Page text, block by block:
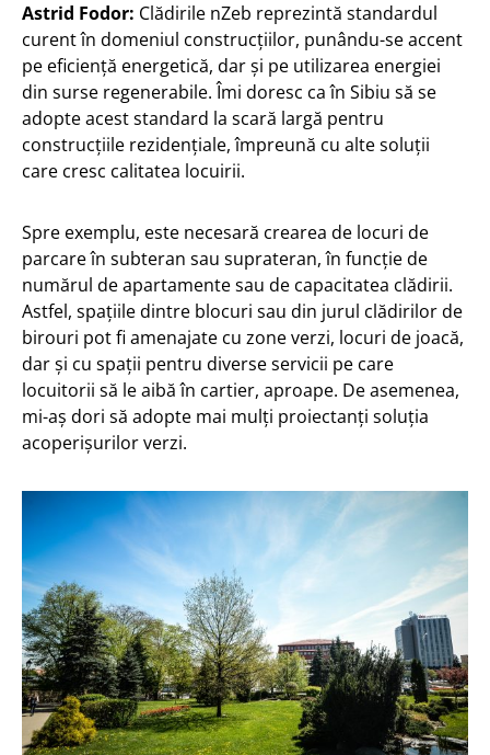
Astrid Fodor: Clădirile nZeb reprezintă standardul
curent în domeniul construcțiilor, punându-se accent
pe eficiență energetică, dar și pe utilizarea energiei
din surse regenerabile. Îmi doresc ca în Sibiu să se
adopte acest standard la scară largă pentru
construcțiile rezidențiale, împreună cu alte soluții
care cresc calitatea locuirii.
Spre exemplu, este necesară crearea de locuri de
parcare în subteran sau suprateran, în funcție de
numărul de apartamente sau de capacitatea clădirii.
Astfel, spațiile dintre blocuri sau din jurul clădirilor de
birouri pot fi amenajate cu zone verzi, locuri de joacă,
dar și cu spații pentru diverse servicii pe care
locuitorii să le aibă în cartier, aproape. De asemenea,
mi-aș dori să adopte mai mulți proiectanți soluția
acoperișurilor verzi.